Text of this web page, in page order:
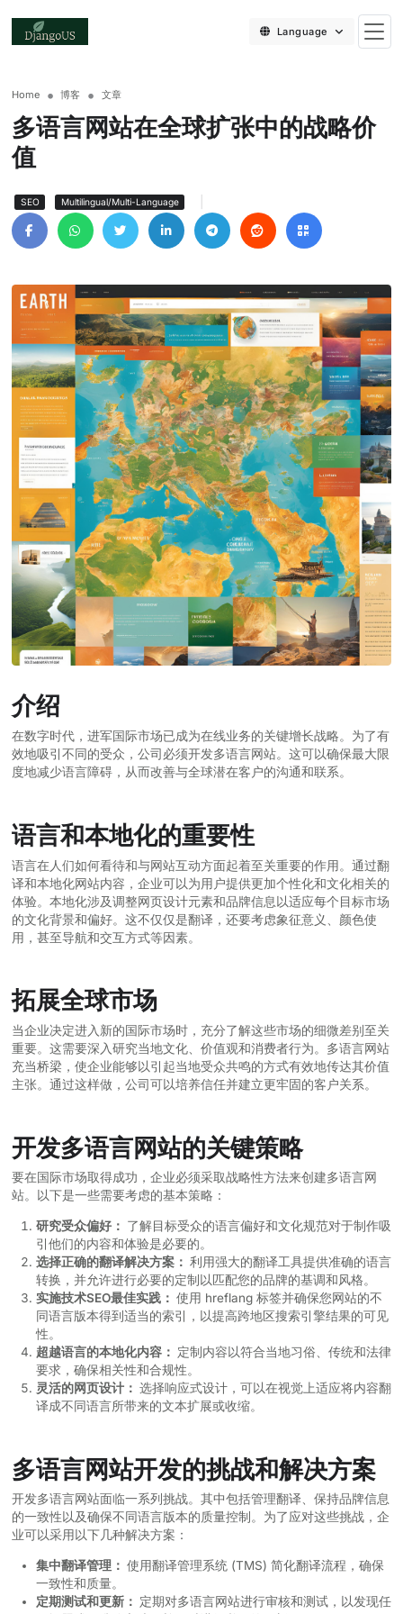
Language
Home 博客 文章
多语言网站在全球扩张中的战略价
值
SEO Multilingual/Multi-Language
介绍
在数字时代，进军国际市场已成为在线业务的关键增长战略。为了有
效地吸引不同的受众，公司必须开发多语言网站。这可以确保最大限
度地减少语言障碍，从而改善与全球潜在客户的沟通和联系。
语言和本地化的重要性
语言在人们如何看待和与网站互动方面起着至关重要的作用。通过翻
译和本地化网站内容，企业可以为用户提供更加个性化和文化相关的
体验。本地化涉及调整网页设计元素和品牌信息以适应每个目标市场
的文化背景和偏好。这不仅仅是翻译，还要考虑象征意义、颜色使
用，甚至导航和交互方式等因素。
拓展全球市场
当企业决定进入新的国际市场时，充分了解这些市场的细微差别至关
重要。这需要深入研究当地文化、价值观和消费者行为。多语言网站
充当桥梁，使企业能够以引起当地受众共鸣的方式有效地传达其价值
主张。通过这样做，公司可以培养信任并建立更牢固的客户关系。
开发多语言网站的关键策略
要在国际市场取得成功，企业必须采取战略性方法来创建多语言网
站。以下是一些需要考虑的基本策略：
研究受众偏好： 了解目标受众的语言偏好和文化规范对于制作吸
引他们的内容和体验是必要的。
选择正确的翻译解决方案： 利用强大的翻译工具提供准确的语言
转换，并允许进行必要的定制以匹配您的品牌的基调和风格。
实施技术SEO最佳实践： 使用 hreflang 标签并确保您网站的不
同语言版本得到适当的索引，以提高跨地区搜索引擎结果的可见
性。
超越语言的本地化内容： 定制内容以符合当地习俗、传统和法律
要求，确保相关性和合规性。
灵活的网页设计： 选择响应式设计，可以在视觉上适应将内容翻
译成不同语言所带来的文本扩展或收缩。
多语言网站开发的挑战和解决方案
开发多语言网站面临一系列挑战。其中包括管理翻译、保持品牌信息
的一致性以及确保不同语言版本的质量控制。为了应对这些挑战，企
业可以采用以下几种解决方案：
集中翻译管理： 使用翻译管理系统 (TMS) 简化翻译流程，确保
一致性和质量。
定期测试和更新： 定期对多语言网站进行审核和测试，以发现任